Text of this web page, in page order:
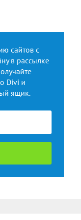
сайтов с
в рассылке
Divi и
ящик.